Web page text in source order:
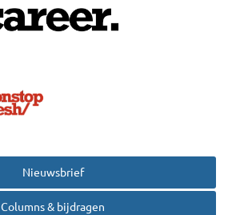
Nieuwsbrief
Columns & bijdragen